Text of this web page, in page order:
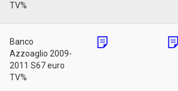
TV%
Banco
Azzoaglio 2009-
2011 S67 euro
TV%